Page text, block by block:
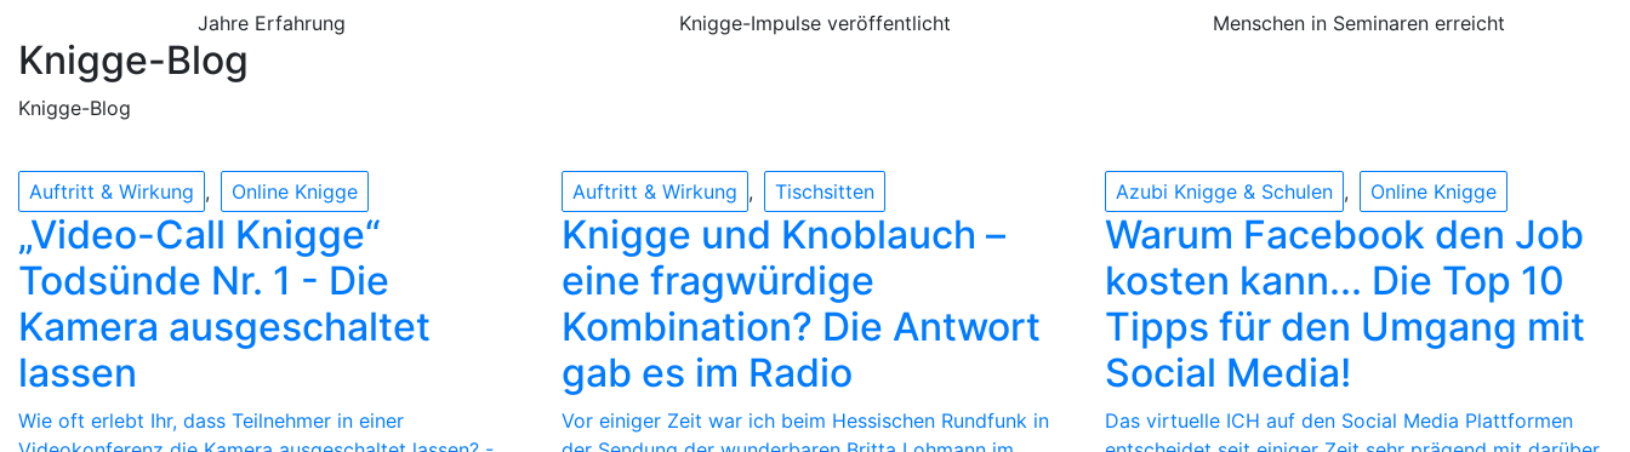
Jahre Erfahrung Knigge-Impulse veröffentlicht Menschen in Seminaren erreicht
Knigge-Blog
Knigge-Blog
Auftritt & Wirkung Online Knigge
„Video-Call Knigge“
Todsünde Nr. 1 - Die
Kamera ausgeschaltet
lassen
Wie oft erlebt Ihr, dass Teilnehmer in einer
Auftritt & Wirkung Tischsitten
Knigge und Knoblauch –
eine fragwürdige
Kombination? Die Antwort
gab es im Radio
Vor einiger Zeit war ich beim Hessischen Rundfunk in
Azubi Knigge & Schulen Online Knigge
Warum Facebook den Job
kosten kann... Die Top 10
Tipps für den Umgang mit
Social Media!
Das virtuelle ICH auf den Social Media Plattformen